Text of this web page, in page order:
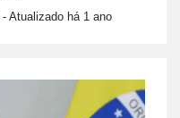
- Atualizado há 1 ano